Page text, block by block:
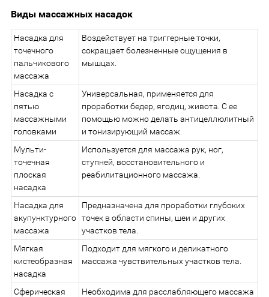
Виды массажных насадок
Насадка для
точечного
пальчикового
массажа
Воздействует на триггерные точки,
сокращает болезненные ощущения в
мышцах.
Насадка с
пятью
массажными
головками
Универсальная, применяется для
проработки бедер, ягодиц, живота. С ее
помощью можно делать антицеллюлитный
и тонизирующий массаж.
Мульти-
точечная
плоская
насадка
Используется для массажа рук, ног,
ступней, восстановительного и
реабилитационного массажа.
Насадка для
акупунктурного
массажа
Предназначена для проработки глубоких
точек в области спины, шеи и других
участков тела.
Мягкая
кистеобразная
насадка
Подходит для мягкого и деликатного
массажа чувствительных участков тела.
Сферическая
Необходима для расслабляющего массажа